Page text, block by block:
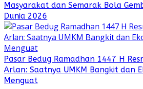
Masyarakat dan Semarak Bola
Dunia 2026
Pasar Bedug Ramadhan 1447 H
Arlan: Saatnya UMKM Bangkit dan
Menguat